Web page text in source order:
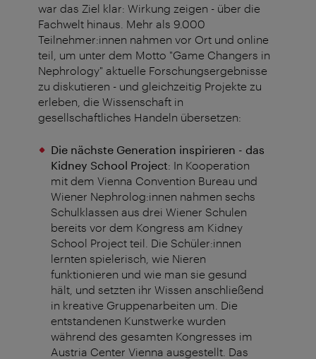
war das Ziel klar: Wirkung zeigen - über die
Fachwelt hinaus. Mehr als 9.000
Teilnehmer:innen nahmen vor Ort und online
teil, um unter dem Motto "Game Changers in
Nephrology" aktuelle Forschungsergebnisse
zu diskutieren - und gleichzeitig Projekte zu
erleben, die Wissenschaft in
gesellschaftliches Handeln übersetzen:
Die nächste Generation inspirieren - das
Kidney School Project: In Kooperation
mit dem Vienna Convention Bureau und
Wiener Nephrolog:innen nahmen sechs
Schulklassen aus drei Wiener Schulen
bereits vor dem Kongress am Kidney
School Project teil. Die Schüler:innen
lernten spielerisch, wie Nieren
funktionieren und wie man sie gesund
hält, und setzten ihr Wissen anschließend
in kreative Gruppenarbeiten um. Die
entstandenen Kunstwerke wurden
während des gesamten Kongresses im
Austria Center Vienna ausgestellt. Das